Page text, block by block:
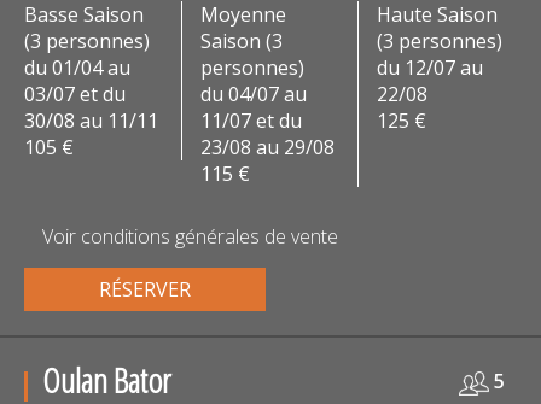
Basse Saison
(3 personnes)
du 01/04 au
03/07 et du
30/08 au 11/11
105 €
Moyenne
Saison (3
personnes)
du 04/07 au
11/07 et du
23/08 au 29/08
115 €
Haute Saison
(3 personnes)
du 12/07 au
22/08
125 €
Voir conditions générales de vente
RÉSERVER
Oulan Bator
5